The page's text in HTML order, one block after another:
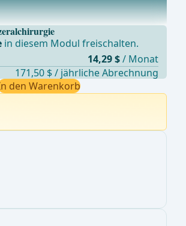
in diesem Modul freischalten.
14,29 $ / Monat
171,50 $ / jährliche Abrechnung
den Warenkorb